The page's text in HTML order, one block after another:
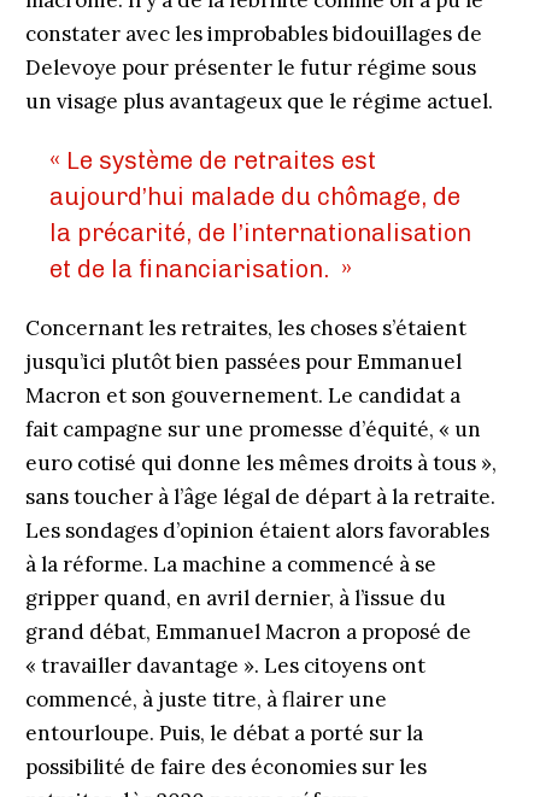
constater avec les improbables bidouillages de
Delevoye pour présenter le futur régime sous
un visage plus avantageux que le régime actuel.
« Le système de retraites est
aujourd’hui malade du chômage, de
la précarité, de l’internationalisation
et de la financiarisation. »
Concernant les retraites, les choses s’étaient
jusqu’ici plutôt bien passées pour Emmanuel
Macron et son gouvernement. Le candidat a
fait campagne sur une promesse d’équité, « un
euro cotisé qui donne les mêmes droits à tous »,
sans toucher à l’âge légal de départ à la retraite.
Les sondages d’opinion étaient alors favorables
à la réforme. La machine a commencé à se
gripper quand, en avril dernier, à l’issue du
grand débat, Emmanuel Macron a proposé de
« travailler davantage ». Les citoyens ont
commencé, à juste titre, à flairer une
entourloupe. Puis, le débat a porté sur la
possibilité de faire des économies sur les